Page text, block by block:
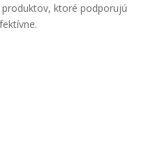
ktoré podporujú